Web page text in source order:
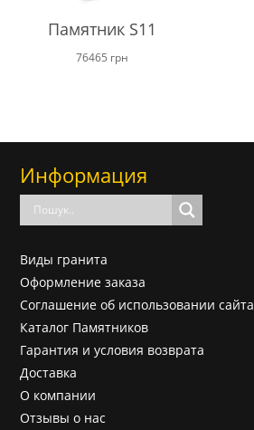
Памятник S11
76465 грн
Информация
Виды гранита
Оформление заказа
Соглашение об использовании сайта
Каталог Памятников
Гарантия и условия возврата
Доставка
О компании
Отзывы о нас